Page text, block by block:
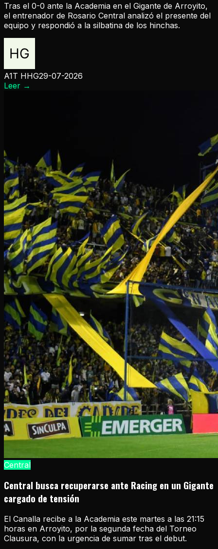
Tras el 0-0 ante la Academia en el Gigante de Arroyito,
el entrenador de Rosario Central analizó el presente del
equipo y respondió a la silbatina de los hinchas.
A1T HHG29-07-2026
Leer →
Central
Central busca recuperarse ante Racing en un Gigante
cargado de tensión
El Canalla recibe a la Academia este martes a las 21:15
horas en Arroyito, por la segunda fecha del Torneo
Clausura, con la urgencia de sumar tras el debut.